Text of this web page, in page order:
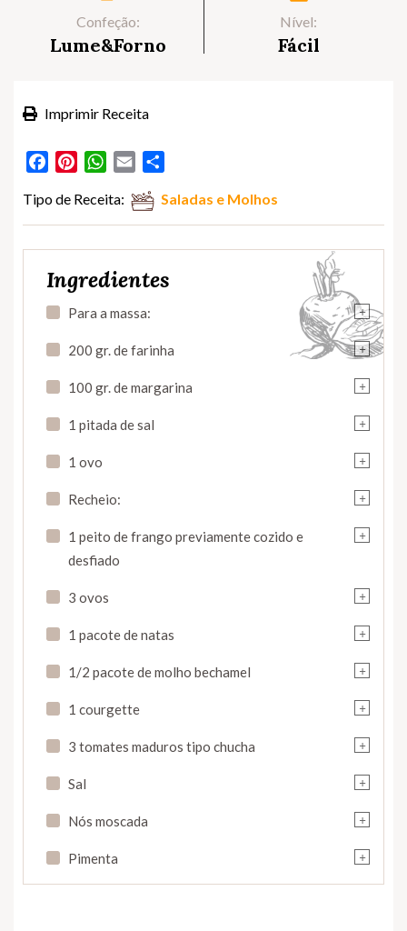
Confeção:
Lume&Forno
Nível:
Fácil
Imprimir Receita
FacebookPinterestWhatsApp
Email
Tipo de Receita: Saladas e Molhos
Ingredientes
+
Para a massa:
+
200 gr. de farinha
+
100 gr. de margarina
+
1 pitada de sal
+
1 ovo
+
Recheio:
+
1 peito de frango previamente cozido e
desfiado
+
3 ovos
+
1 pacote de natas
+
1/2 pacote de molho bechamel
+
1 courgette
+
3 tomates maduros tipo chucha
+
Sal
+
Nós moscada
+
Pimenta